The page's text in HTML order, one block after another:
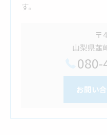
す。
〒
山梨県韮
080-
お問い